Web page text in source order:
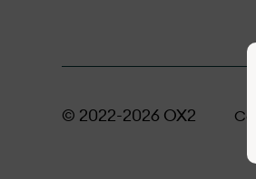
© 2022-2026 OX2